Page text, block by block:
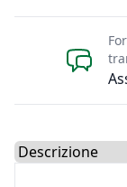
Select a tab